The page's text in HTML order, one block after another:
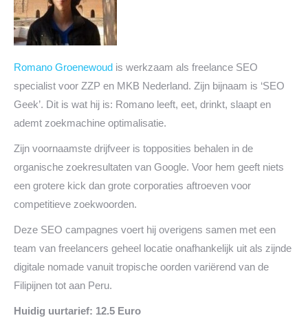
Romano Groenewoud is werkzaam als freelance SEO
specialist voor ZZP en MKB Nederland. Zijn bijnaam is ‘SEO
Geek’. Dit is wat hij is: Romano leeft, eet, drinkt, slaapt en
ademt zoekmachine optimalisatie.
Zijn voornaamste drijfveer is topposities behalen in de
organische zoekresultaten van Google. Voor hem geeft niets
een grotere kick dan grote corporaties aftroeven voor
competitieve zoekwoorden.
Deze SEO campagnes voert hij overigens samen met een
team van freelancers geheel locatie onafhankelijk uit als zijnde
digitale nomade vanuit tropische oorden variërend van de
Filipijnen tot aan Peru.
Huidig uurtarief: 12.5 Euro